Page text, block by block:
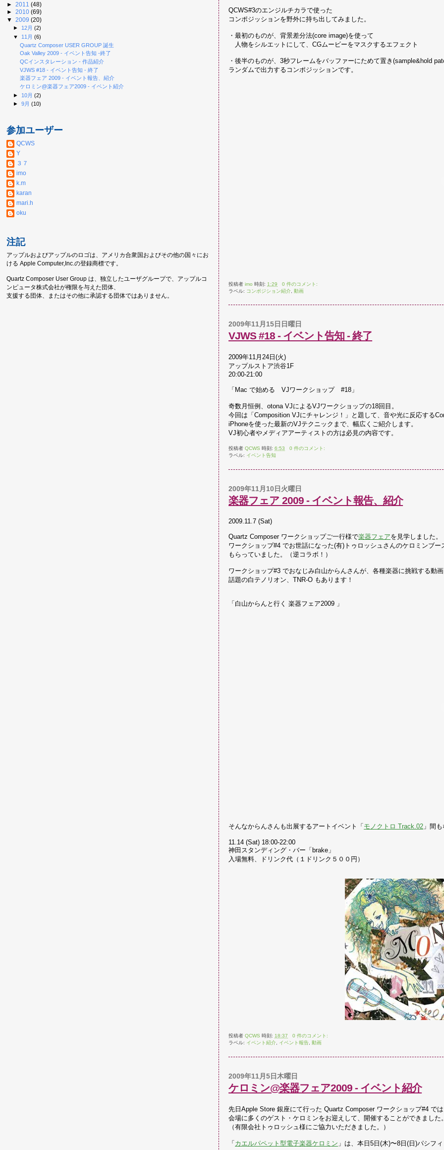
QCWS#3のエンジルチカラで使った
コンポジッションを野外に持ち出してみました。
・最初のものが、背景差分法(core image)を使って
人物をシルエットにして、CGムービーをマスクするエフェクト
・後半のものが、3秒フレームをバッファーにためて置き(sample&hold
ランダムで出力するコンポジッションです。
投稿者imo 時刻: 1:29
0 件のコメント:
ラベル: コンポジション紹介 動画
2009年11月15日日曜日
VJWS #18 - イベント告知 - 終了
2009年11月24日(火)
アップルストア渋谷1F
20:00-21:00
「Mac で始める VJワークショップ #18」
奇数月恒例、otona VJによるVJワークショップの18回目。
今回は「Composition VJにチャレンジ！」と題して、音や光に反応する
iPhoneを使った最新のVJテクニックまで、幅広くご紹介します。
VJ初心者やメディアアーティストの方は必見の内容です。
投稿者QCWS 時刻:6:53
0 件のコメント:
ラベル: イベント告知
2009年11月10日火曜日
楽器フェア 2009 - イベント報告、紹介
2009.11.7 (Sat)
Quartz Composer ワークショップご一行様で楽器フェアを見学しました。
ワークショップ#4 でお世話になった(有)トゥロッシュさんのケロミンブ
もらっていました。（逆コラボ！）
ワークショップ#3 でおなじみ白山からんさんが、各種楽器に挑戦する動
話題の白テノリオン、TNR-O もあります！
「白山からんと行く 楽器フェア2009 」
そんなからんさんも出展するアートイベント「 モノクトロ Track.02 」間
11.14 (Sat) 18:00-22:00
神田スタンディング・バー「brake」
入場無料、ドリンク代（１ドリンク５００円）
投稿者QCWS 時刻: 18:37
0 件のコメント:
ラベル: イベント紹介 イベント報告 動画
2009年11月5日木曜日
ケロミン@楽器フェア2009 - イベント紹介
先日Apple Store 銀座にて行った Quartz Composer ワークショップ#4 で
会場に多くのゲスト・ケロミンをお迎えして、開催することができました
（有限会社トゥロッシュ様にご協力いただきました。）
「 カエルパペット型電子楽器ケロミン 」は、本日5日(木)〜8日(日)パシフ
► 2011 (48)
► 2010 (69)
▼ 2009 (20)
► 12月(2)
▼ 11月(6)
Quartz Composer USER GROUP 誕生
Oak Valley 2009 - イベント告知 -終了
QCインスタレーション - 作品紹介
VJWS #18 - イベント告知 - 終了
楽器フェア 2009 - イベント報告、紹介
ケロミン@楽器フェア2009 - イベント紹介
► 10月(2)
►9月(10)
参加ユーザー
QCWS
Y
３７
imo
k.m
karan
mari.h
oku
注記
アップルおよびアップルのロゴは、アメリカ合衆国およびその他の国々にお
ける Apple Computer,Inc.の登録商標です。
Quartz Composer User Group は、独立したユーザグループで、アップルコ
ンピュータ株式会社が権限を与えた団体、
支援する団体、またはその他に承認する団体ではありません。